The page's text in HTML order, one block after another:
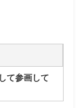
て参画して